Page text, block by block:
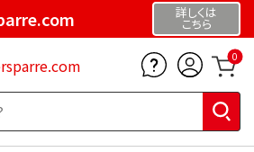
詳しくは
こちら
0